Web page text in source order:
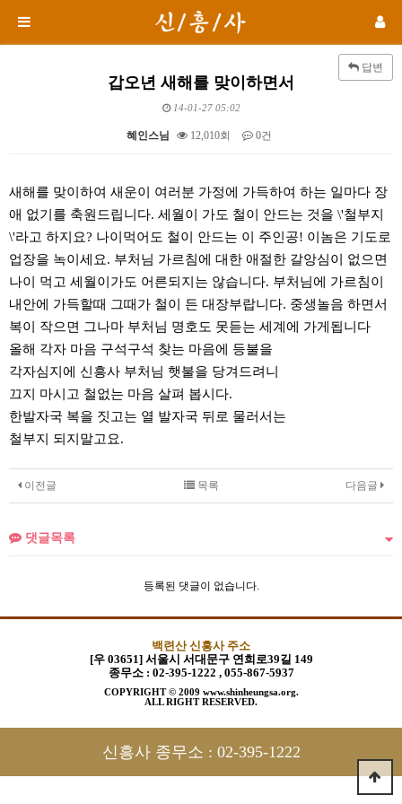
답변
갑오년 새해를 맞이하면서
14-01-27 05:02
혜인스님 12,010회 0건
새해를 맞이하여 새운이 여러분 가정에 가득하여 하는 일마다 장
애 없기를 축원드립니다. 세월이 가도 철이 안드는 것을 \'철부지
\'라고 하지요? 나이먹어도 철이 안드는 이 주인공! 이놈은 기도로
업장을 녹이세요. 부처님 가르침에 대한 애절한 갈앙심이 없으면
나이 먹고 세월이가도 어른되지는 않습니다. 부처님에 가르침이
내안에 가득할때 그때가 철이 든 대장부랍니다. 중생놀음 하면서
복이 작으면 그나마 부처님 명호도 못듣는 세계에 가게됩니다
올해 각자 마음 구석구석 찾는 마음에 등불을
각자심지에 신흥사 부처님 햇불을 당겨드려니
끄지 마시고 철없는 마음 살펴 봅시다.
한발자국 복을 짓고는 열 발자국 뒤로 물러서는
철부지 되지말고요.
이전글 다음글
목록
댓글목록
등록된 댓글이 없습니다.
백련산 신흥사 주소
[우 03651] 서울시 서대문구 연희로39길 149
종무소 : 02-395-1222 , 055-867-5937
COPYRIGHT © 2009 www.shinheungsa.org.
ALL RIGHT RESERVED.
신흥사 종무소 : 02-395-1222